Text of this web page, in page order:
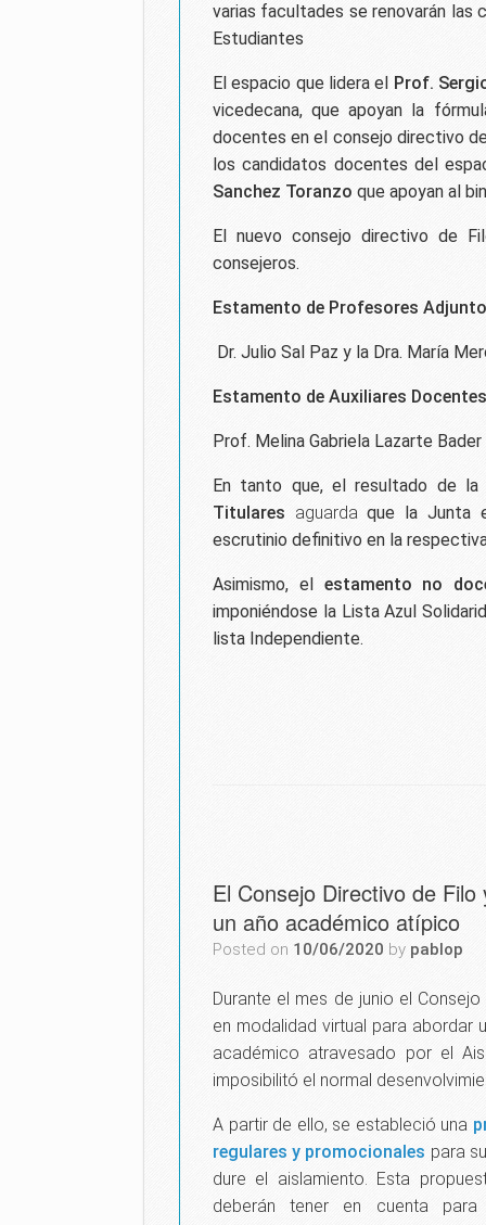
varias facultades se renovarán las
Estudiantes
El espacio que lidera el Prof.
vicedecana, que apoyan la
docentes en el consejo directivo
los candidatos docentes del
Sanchez Toranzo que apoyan al
El nuevo consejo directivo de
consejeros.
Estamento de Profesores
Dr. Julio Sal Paz y la Dra. María
Estamento de Auxiliares Docentes
Prof. Melina Gabriela Lazarte
En tanto que, el resultado de
Titulares aguardaque la Junta
escrutinio definitivo en la
Asimismo, el estamento no
imponiéndose la Lista Azul
lista Independiente.
El Consejo Directivo de
un año académico atípico
Posted on 10/06/2020 by pablop
Durante el mes de junio el
en modalidad virtual para abordar
académico atravesado por el
imposibilitó el normal
A partir de ello, se estableció una
regulares y promocionales para
dure el aislamiento. Esta
deberán tener en cuenta